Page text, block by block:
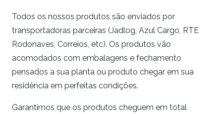
Todos os nossos produtos são enviados por
transportadoras parceiras (Jadlog, Azul Cargo, RTE
Rodonaves, Correios, etc). Os produtos vão
acomodados com embalagens e fechamento
pensados a sua planta ou produto chegar em sua
residência em perfeitas condições.
Garantimos que os produtos cheguem em total